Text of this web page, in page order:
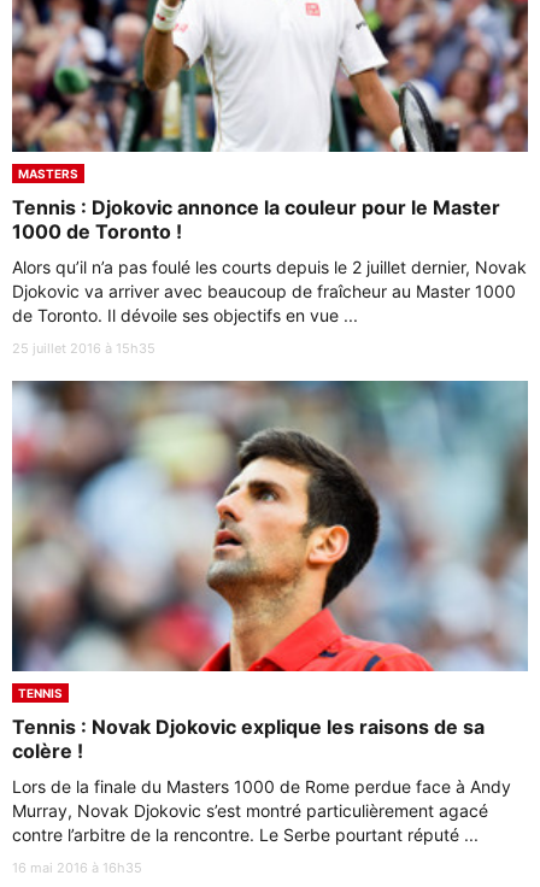
MASTERS
Tennis : Djokovic annonce la couleur pour le Master
1000 de Toronto !
Alors qu’il n’a pas foulé les courts depuis le 2 juillet dernier, Novak
Djokovic va arriver avec beaucoup de fraîcheur au Master 1000
de Toronto. Il dévoile ses objectifs en vue ...
25 juillet 2016 à 15h35
TENNIS
Tennis : Novak Djokovic explique les raisons de sa
colère !
Lors de la finale du Masters 1000 de Rome perdue face à Andy
Murray, Novak Djokovic s’est montré particulièrement agacé
contre l’arbitre de la rencontre. Le Serbe pourtant réputé ...
16 mai 2016 à 16h35